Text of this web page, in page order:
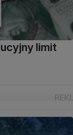
limit